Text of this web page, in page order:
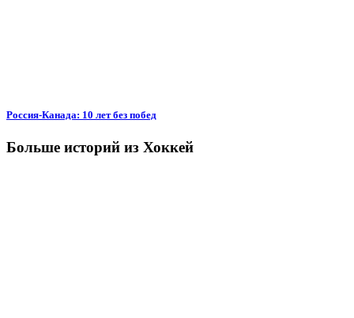
Россия-Канада: 10 лет без побед
Больше историй из Хоккей